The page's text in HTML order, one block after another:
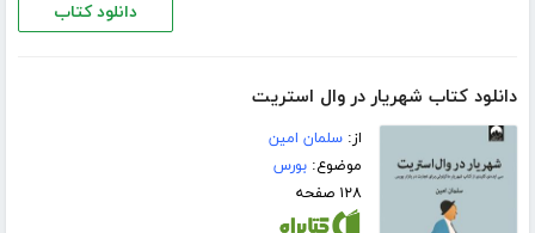
دانلود کتاب
دانلود کتاب شهریار در وال استریت
از:سلمان امین
موضوع:بورس
۱۲۸ صفحه